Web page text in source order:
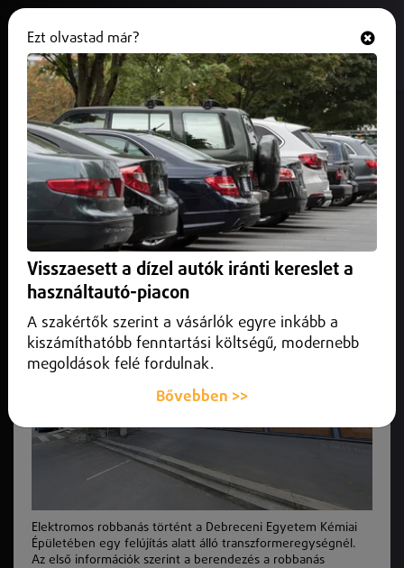
Elektromos robbanás történt a
Debreceni Egyetem Kémiai
Épületében
2026. június 09.Debrecen
Áram nélkül maradt a Kémiai Épület, otthoni munkavégzést
Elektromos robbanás történt a Debreceni Egyetem Kémiai
Épületében egy felújítás alatt álló transzformeregységnél.
Az első információk szerint a berendezés a robbanás
Ezt olvastad már?
Visszaesett a dízel autók iránti kereslet a
használtautó-piacon
A szakértők szerint a vásárlók egyre inkább a
kiszámíthatóbb fenntartási költségű, modernebb
megoldások felé fordulnak.
Bővebben >>